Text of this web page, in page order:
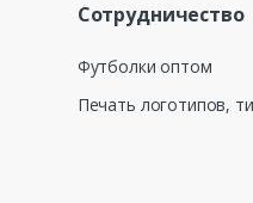
Сотрудничество
Футболки оптом
Печать логотипов,